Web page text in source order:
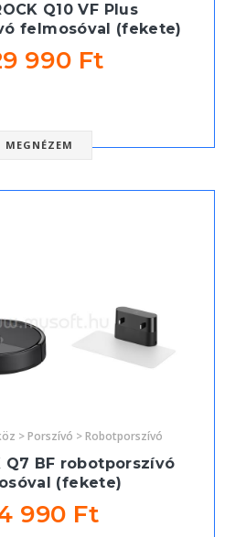
Q10 VF Plus
felmosóval (fekete)
990 Ft
MEGNÉZEM
> Porszívó > Robotporszívó
Q7 BF robotporszívó
(fekete)
990 Ft